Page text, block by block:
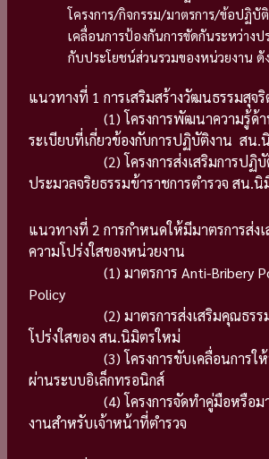
โครงการ/กิจกรรม/มาตรการ/ข้อปฏิบั
เคลื่อนการป้องกันการขัดกันระหว่าง
กับประโยชน์ส่วนรวมของหน่วยงาน ดั
แนวทางที่ 1 การเสริมสร้างวัฒนธรรมสุจ
(1) โครงการพัฒนาความรู้ด้าน
ระเบียบที่เกี่ยวข้องกับการปฏิบัติงาน สน.
(2) โครงการส่งเสริมการปฏิบัติ
ประมวลจริยธรรมข้าราชการตำรวจ สน.
แนวทางที่ 2 การกำหนดให้มีมาตรการส่ง
ความโปร่งใสของหน่วยงาน
(1) มาตรการ Anti-Bribery
Policy
(2) มาตรการส่งเสริมคุณธรรม
โปร่งใสของ สน.นิมิตรใหม่
(3) โครงการขับเคลื่อนการให้บ
ผ่านระบบอิเล็กทรอนิกส์
(4) โครงการจัดทำคู่มือหรือมาต
งานสำหรับเจ้าหน้าที่ตำรวจ